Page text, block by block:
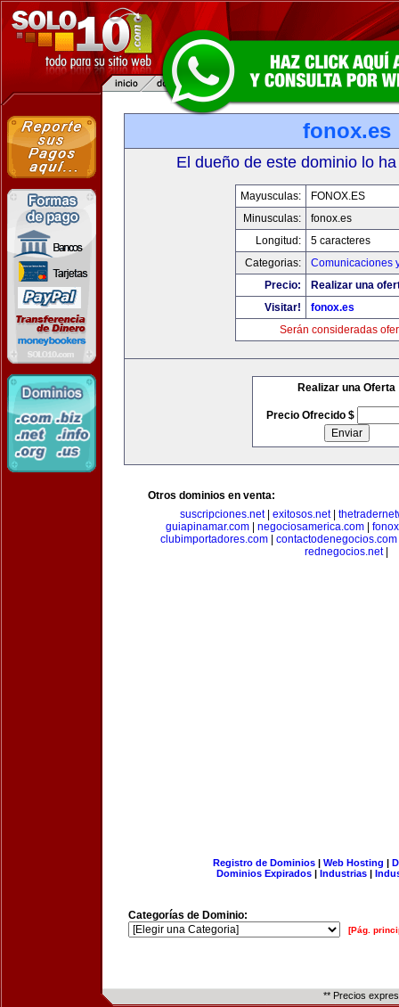
fonox.es
El dueño de este dominio lo
Mayusculas:
FONOX.ES
Minusculas:
fonox.es
Longitud:
5 caracteres
Categorias:
Comunicaciones
Precio:
Realizar una
Visitar!
fonox.es
Serán consideradas
Realizar una Oferta
Precio Ofrecido $
Otros dominios en venta:
suscripciones.net| exitosos.net|
guiapinamar.com
negociosamerica.com
clubimportadores.com
contactodenegocios.com
rednegocios.net|
Registro de Dominios| Web Hosting |
Dominios Expirados | Industrias |
Categorías de Dominio:
[Pág.
** Precios